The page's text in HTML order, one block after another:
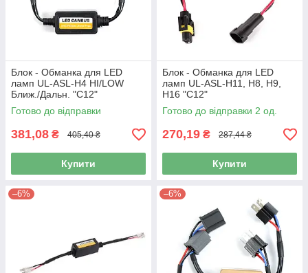
Блок - Обманка для LED
ламп UL-ASL-H4 HI/LOW
Ближ./Дальн. "C12"
Готово до відправки
381,08 ₴ 405,40 ₴
Купити
Блок - Обманка для LED
ламп UL-ASL-H11, H8, H9,
H16 "C12"
Готово до відправки 2 од.
270,19 ₴ 287,44 ₴
Купити
–6% –6%